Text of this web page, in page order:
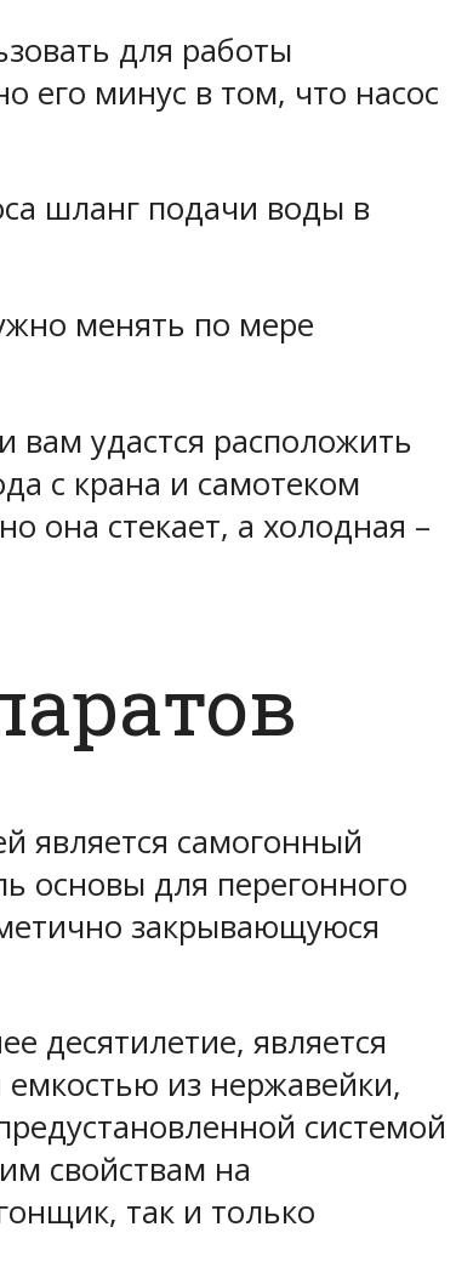
для работы
его минус в том, что насос
шланг подачи воды в
менять по мере
удастся расположить
с крана и самотеком
она стекает, а холодная –
является самогонный
основы для перегонного
закрывающуюся
десятилетие, является
из нержавейки,
системой
свойствам на
так и только